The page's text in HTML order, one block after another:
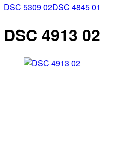
DSC 5309 02DSC 4845 01
DSC 4913 02